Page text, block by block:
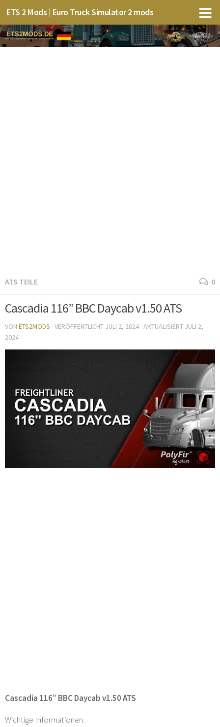
ETS 2 Mods | Euro Truck Simulator 2 mods
ATS TEILE 0
Cascadia 116” BBC Daycab v1.50 ATS
VON ETS2MODS · VERÖFFENTLICHT JULI 2, 2024 · AKTUALISIERT JULI 2,
2024
Cascadia 116” BBC Daycab v1.50 ATS
Wichtige Informationen.